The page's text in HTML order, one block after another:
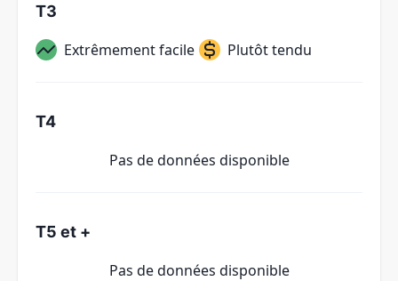
T3
Extrêmement facile Plutôt tendu
T4
Pas de données disponible
T5 et +
Pas de données disponible